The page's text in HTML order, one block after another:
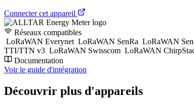
Connecter cet appareil
Réseaux compatibles
LoRaWAN Everynet LoRaWAN SenRa LoRaWAN
TTI/TTN v3 LoRaWAN Swisscom LoRaWAN
Documentation
Voir le guide d'intégration
Découvrir plus d'appareils